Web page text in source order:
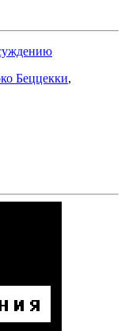
Беццекки,